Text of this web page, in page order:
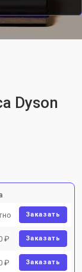
Dyson
Заказать
₽ Заказать
₽ Заказать